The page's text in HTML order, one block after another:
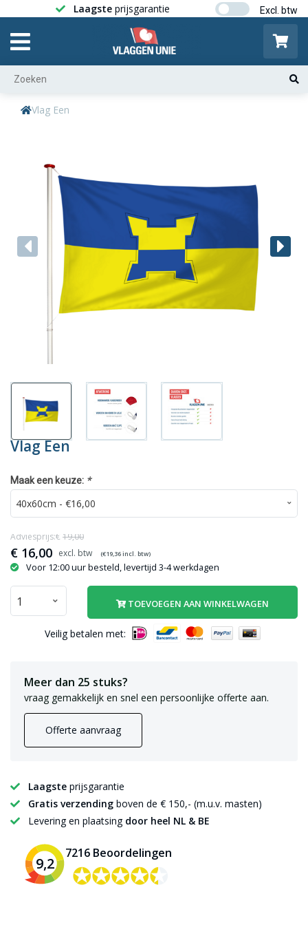
Laagste prijsgarantie Gratis
Vlag Een
Vlag Een
Maak een keuze: *
€ 16,00 (€19,36incl. btw)
Adviesprijs:€ 19,00
Voor 12:00 uur besteld, levertijd 3-4 werkdagen
TOEVOEGEN AAN WINKELWAGEN
Veilig betalen met:
Meer dan 25 stuks?
vraag gemakkelijk en snel een persoonlijke offerte aan.
Offerte aanvraag
Laagste prijsgarantie
Gratis verzending boven de € 150,- (m.u.v. masten)
Levering en plaatsing door heel NL & BE
9,2
7216 Beoordelingen
✪✪✪✪✪
✪✪✪✪✪